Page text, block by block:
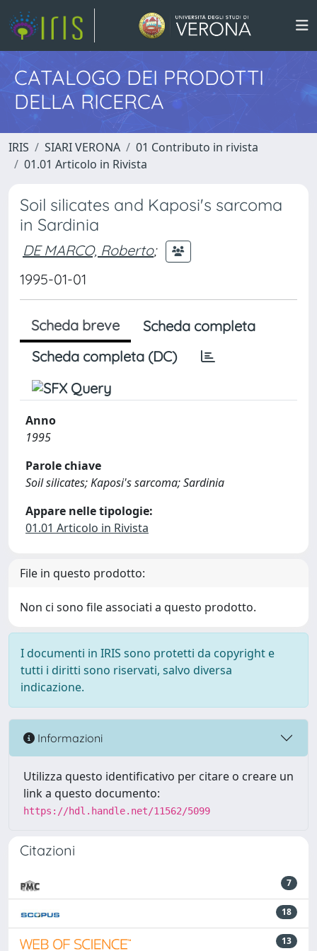
CATALOGO DEI PRODOTTI
DELLA RICERCA
IRIS SIARI VERONA
01 Contributo in rivista
01.01 Articolo in Rivista
Soil silicates and Kaposi's sarcoma
in Sardinia
DE MARCO, Roberto;
1995-01-01
Scheda breve
Scheda completa
Scheda completa (DC)
Anno
1995
Parole chiave
Soil silicates; Kaposi's sarcoma; Sardinia
Appare nelle tipologie:
01.01 Articolo in Rivista
File in questo prodotto:
Non ci sono file associati a questo prodotto.
I documenti in IRIS sono protetti da copyright e
tutti i diritti sono riservati, salvo diversa
indicazione.
Informazioni
Utilizza questo identificativo per citare o creare un
link a questo documento:
https://hdl.handle.net/11562/5099
Citazioni
7
18
13